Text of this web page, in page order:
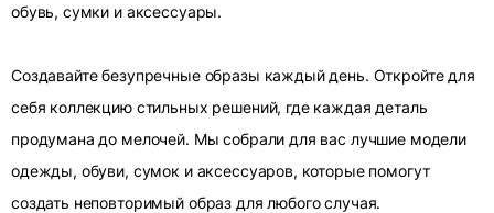
обувь, сумки и аксессуары.
Создавайте безупречные образы каждый день. Откройте для
себя коллекцию стильных решений, где каждая деталь
продумана до мелочей. Мы собрали для вас лучшие модели
одежды, обуви, сумок и аксессуаров, которые помогут
создать неповторимый образ для любого случая.